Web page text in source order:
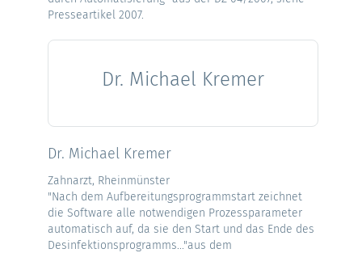
Presseartikel 2007.
Dr. Michael Kremer
Dr. Michael Kremer
Zahnarzt, Rheinmünster
"Nach dem Aufbereitungsprogrammstart zeichnet
die Software alle notwendigen Prozessparameter
automatisch auf, da sie den Start und das Ende des
Desinfektionsprogramms..."aus dem